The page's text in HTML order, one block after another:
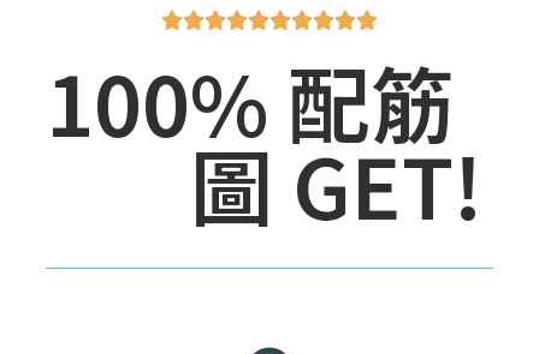

100% 配筋
圖 GET!